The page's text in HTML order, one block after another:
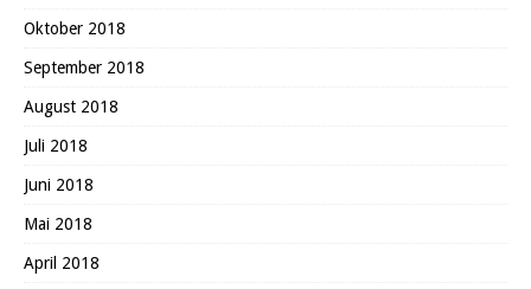
Oktober 2018
September 2018
August 2018
Juli 2018
Juni 2018
Mai 2018
April 2018